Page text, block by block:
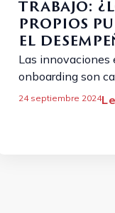
trabajo:
propios
el
Las innovaciones
onboarding son
necesarias
24 septiembre 2024